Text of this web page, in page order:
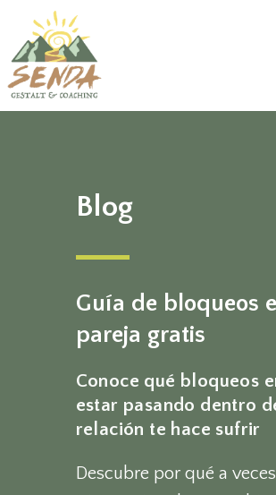
Blog
Guía de bloqueos
pareja gratis
Conoce qué bloqueos
estar pasando dentro
relación te hace sufrir
Descubre por qué a